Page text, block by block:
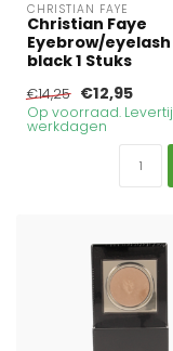
CHRISTIAN FAYE
Christian Faye
Eyebrow/
black 1 Stuks
€14,25 €12,95
Op voorraad.
werkdagen